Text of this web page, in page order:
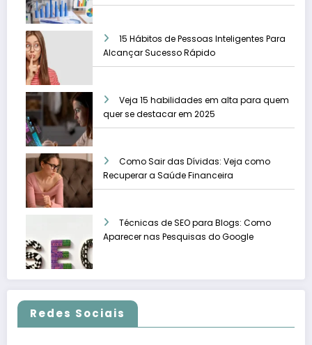
15 Hábitos de Pessoas Inteligentes Para
Alcançar Sucesso Rápido
Veja 15 habilidades em alta para quem
quer se destacar em 2025
Como Sair das Dívidas: Veja como
Recuperar a Saúde Financeira
Técnicas de SEO para Blogs: Como
Aparecer nas Pesquisas do Google
Redes Sociais